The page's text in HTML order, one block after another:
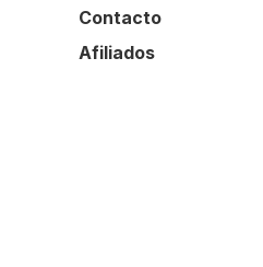
Contacto
Afiliados